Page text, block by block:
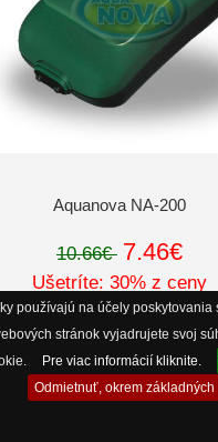
Aquanova NA-200
10.66€ 7.46€
Ušetríte: 30% z ceny
používajú na účely poskytovania
stránok vyjadrujete svoj
Pre viac informácií kliknite.
Odmietnuť, okrem základných